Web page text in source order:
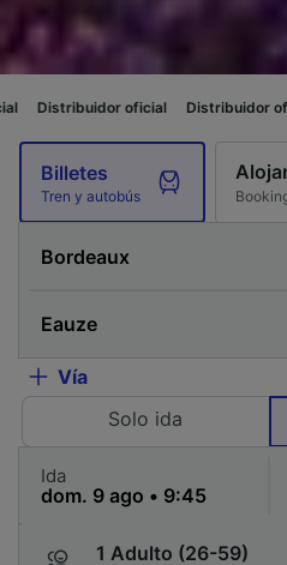
oficial Distribuidor oficial
Billetes
Tren y autobús
Vía
Solo ida
Ida
1 Adulto (26-59)